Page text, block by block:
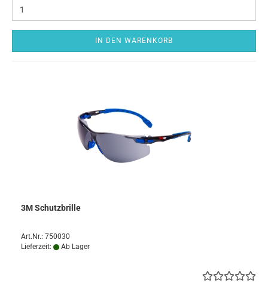
IN DEN WARENKORB
3M Schutzbrille
Art.Nr.: 750030
Lieferzeit:
Ab Lager